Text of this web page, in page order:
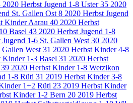
2020 Herbst Jugend 1-8 Uster35 2020
St. Gallen Ost 8 2020 Herbst Jugend
Kinder Aarau 40 2020 Herbst
Basel 43 2020 Herbst Jugend 1-8
Jugend 1-6 St. Gallen West 30 2020
West 31 2020 Herbst Kinder 4-8
Kinder 1-3 Basel 31 2020 Herbst
39 2020 Herbst Kinder 1-8 Wetzikon
1-8 Rüti 31 2019 Herbst Kinder 3-8
1+2 Rüti 23 2019 Herbst Kinder
Kinder 1-2 Bern 20 2019 Herbst